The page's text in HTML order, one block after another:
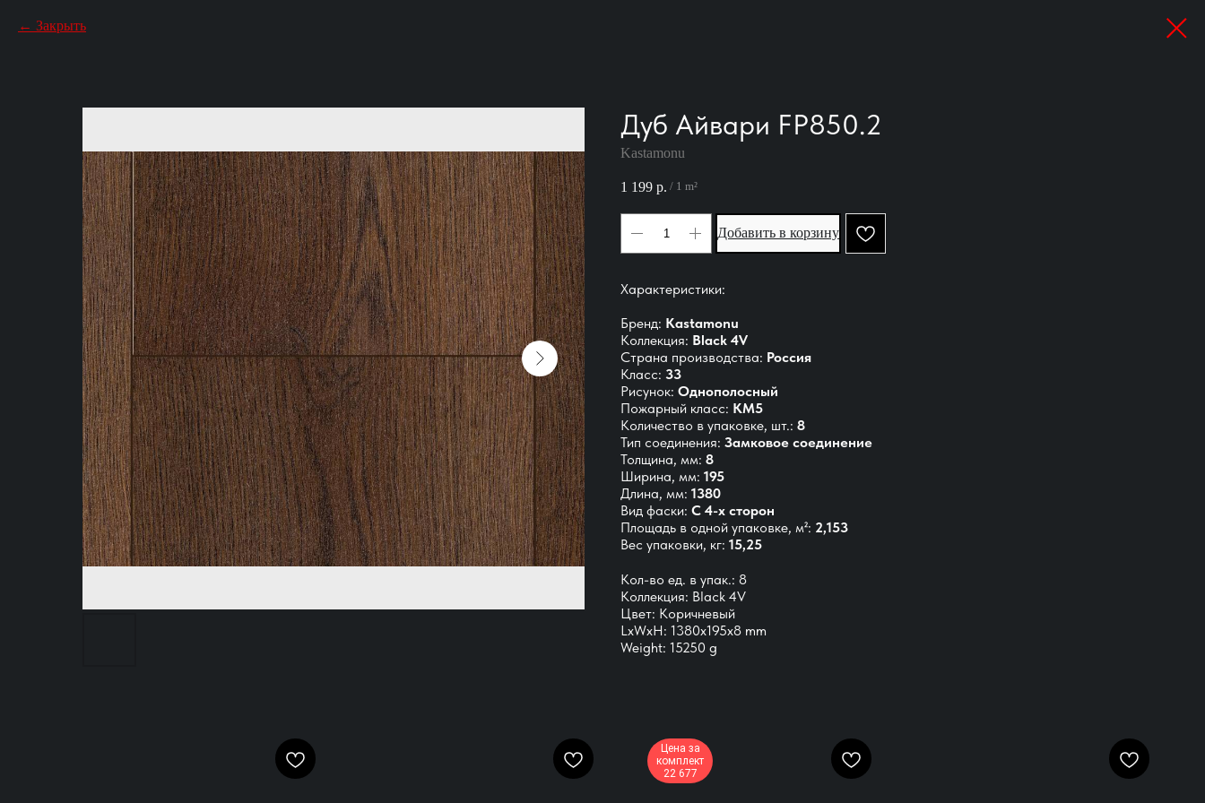
Закрыть
Дуб Айвари FP850.2
Kastamonu
1 199 р. / 1 m²
Добавить в корзину
Характеристики:
Бренд: Kastamonu
Коллекция: Black 4V
Страна производства: Россия
Класс: 33
Рисунок: Однополосный
Пожарный класс: КМ5
Количество в упаковке, шт.: 8
Тип соединения: Замковое соединение
Толщина, мм: 8
Ширина, мм: 195
Длина, мм: 1380
Вид фаски: С 4-х сторон
Площадь в одной упаковке, м²: 2,153
Вес упаковки, кг: 15,25
Кол-во ед. в упак.: 8
Коллекция: Black 4V
Цвет: Коричневый
LxWxH: 1380x195x8 mm
Weight: 15250 g
Цена за
комплект
22 677